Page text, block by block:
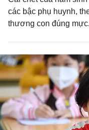
các bậc phụ huynh,
thương con đúng mực.